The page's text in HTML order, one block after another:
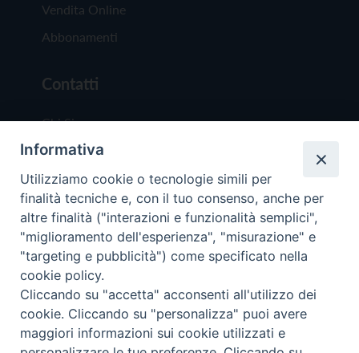
Vendita Online
Abbonamenti
Contatti
Chi Siamo
Redazione
Scrivici
Copyright © 2019 - Tutti i diritti riservati - Vita
Trentina Editrice
Privacy Policy
Informativa
Utilizziamo cookie o tecnologie simili per
finalità tecniche e, con il tuo consenso, anche per
altre finalità ("interazioni e funzionalità semplici",
"miglioramento dell'esperienza", "misurazione" e
"targeting e pubblicità") come specificato nella
cookie policy.
Cliccando su "accetta" acconsenti all'utilizzo dei
cookie. Cliccando su "personalizza" puoi avere
maggiori informazioni sui cookie utilizzati e